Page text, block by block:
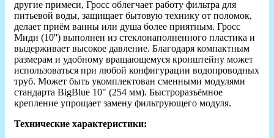
другие примеси, Гросс облегчает работу фильтра для
питьевой воды, защищает бытовую технику от поломок,
делает приём ванны или душа более приятным. Гросс
Миди (10'') выполнен из стеклонаполненного пластика и
выдерживает высокое давление. Благодаря компактным
размерам и удобному вращающемуся кронштейну может
использоваться при любой конфигурации водопроводных
труб. Может быть укомплектован сменными модулями
стандарта BigBlue 10" (254 мм). Быстроразъёмное
крепление упрощает замену фильтрующего модуля.
Технические характеристики: